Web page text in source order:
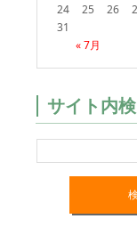
« 7月
24
25 26
31
サイト内